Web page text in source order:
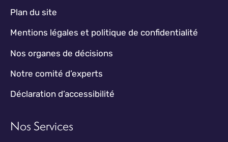
Plan du site
Mentions légales et politique de confidentialité
Nos organes de décisions
Notre comité d’experts
Déclaration d’accessibilité
Nos Services